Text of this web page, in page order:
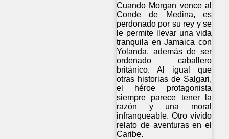
Cuando Morgan vence al
Conde de Medina, es
perdonado por su rey y se
le permite llevar una vida
tranquila en Jamaica con
Yolanda, además de ser
ordenado caballero
británico. Al igual que
otras historias de Salgari,
el héroe protagonista
siempre parece tener la
razón y una moral
infranqueable. Otro vívido
relato de aventuras en el
Caribe.